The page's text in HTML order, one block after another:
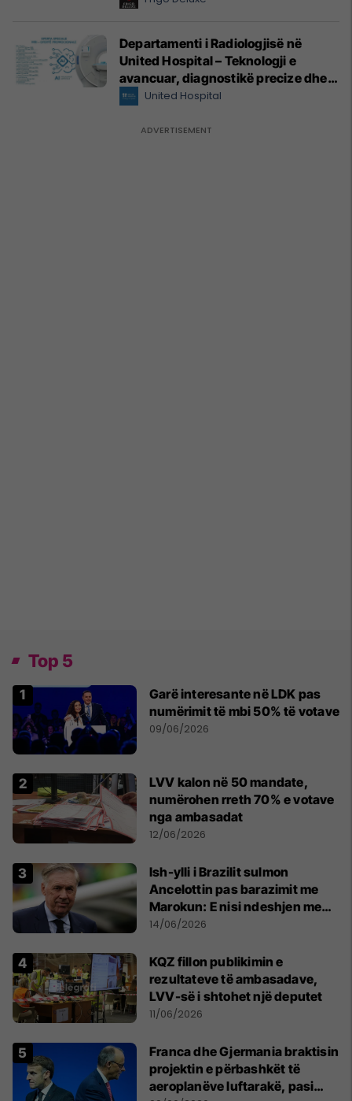
Departamenti i Radiologjisë në
United Hospital – Teknologji e
avancuar, diagnostikë precize dhe
kujdes profesional
United Hospital
Top 5
Garë interesante në LDK pas
numërimit të mbi 50% të votave
09/06/2026
LVV kalon në 50 mandate,
numërohen rreth 70% e votave
nga ambasadat
12/06/2026
Ish-ylli i Brazilit sulmon
Ancelottin pas barazimit me
Marokun: E nisi ndeshjen me
formacionin e gabuar
14/06/2026
KQZ fillon publikimin e
rezultateve të ambasadave,
LVV-së i shtohet një deputet
11/06/2026
Franca dhe Gjermania braktisin
projektin e përbashkët të
aeroplanëve luftarakë, pasi